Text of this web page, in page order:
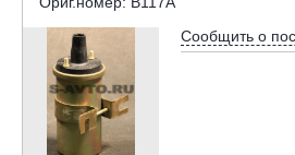
Сообщить о